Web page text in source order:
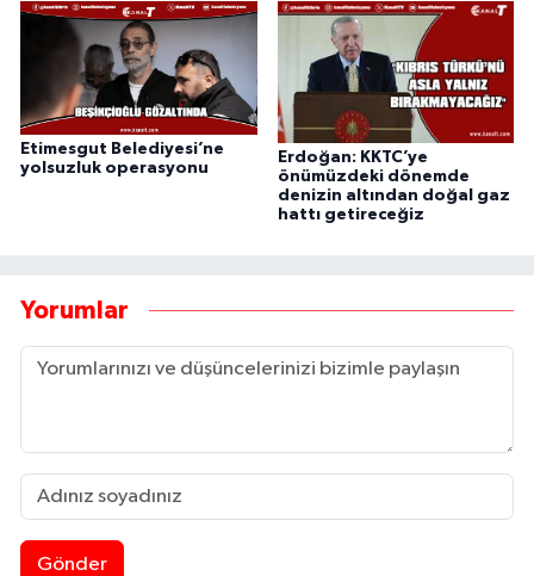
Etimesgut Belediyesi’ne
yolsuzluk operasyonu
Erdoğan: KKTC’ye
önümüzdeki dönemde
denizin altından doğal gaz
hattı getireceğiz
Yorumlar
Gönder